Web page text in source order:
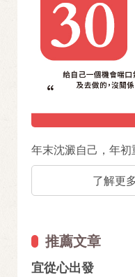
年末沈澱自己，年初
了解更
推薦文章
宜從心出發